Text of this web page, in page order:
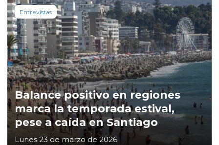
Entrevistas
Balance positivo en regiones
marca la temporada estival,
pese a caída en Santiago
Lunes 23 de marzo de 2026